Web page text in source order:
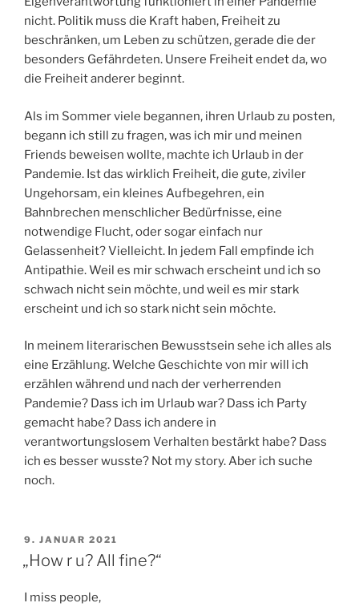
nicht. Politik muss die Kraft haben, Freiheit zu
beschränken, um Leben zu schützen, gerade die der
besonders Gefährdeten. Unsere Freiheit endet da, wo
die Freiheit anderer beginnt.
Als im Sommer viele begannen, ihren Urlaub zu posten,
begann ich still zu fragen, was ich mir und meinen
Friends beweisen wollte, machte ich Urlaub in der
Pandemie. Ist das wirklich Freiheit, die gute, ziviler
Ungehorsam, ein kleines Aufbegehren, ein
Bahnbrechen menschlicher Bedürfnisse, eine
notwendige Flucht, oder sogar einfach nur
Gelassenheit? Vielleicht. In jedem Fall empfinde ich
Antipathie. Weil es mir schwach erscheint und ich so
schwach nicht sein möchte, und weil es mir stark
erscheint und ich so stark nicht sein möchte.
In meinem literarischen Bewusstsein sehe ich alles als
eine Erzählung. Welche Geschichte von mir will ich
erzählen während und nach der verherrenden
Pandemie? Dass ich im Urlaub war? Dass ich Party
gemacht habe? Dass ich andere in
verantwortungslosem Verhalten bestärkt habe? Dass
ich es besser wusste? Not my story. Aber ich suche
noch.
VERÖFFENTLICHT
AM
9. JANUAR 2021
„How r u? All fine?“
I miss people,